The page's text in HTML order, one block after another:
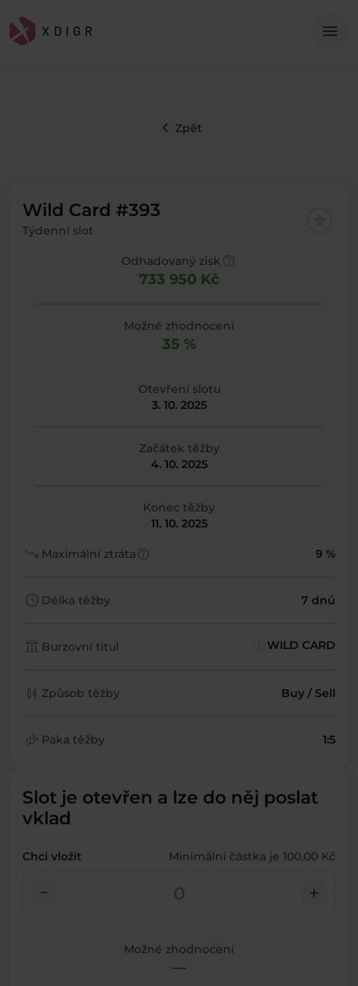
menu
keyboard_arrow_left Zpět
Wild Card #393
Týdenní slot
Odhadovaný zisk
733 950 Kč
Možné zhodnocení
35 %
Otevření slotu
3. 10. 2025
Začátek těžby
4. 10. 2025
Konec těžby
11. 10. 2025
trending_down Maximální ztrátahelp 9 %
schedule Délka těžby 7 dnů
account_balance Burzovní titul WILD CARD
candlestick_chart Způsob těžby Buy / Sell
finance_mode Páka těžby 1:5
Slot je otevřen a lze do něj poslat
vklad
Chci vložit Minimální částka je 100,00 Kč
check_indeterminate_small add
Možné zhodnocení
—